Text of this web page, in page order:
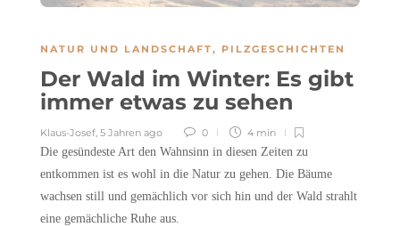
NATUR UND LANDSCHAFT, PILZGESCHICHTEN
Der Wald im Winter: Es gibt
immer etwas zu sehen
Klaus-Josef 5 Jahren ago 0 4 min
Die gesündeste Art den Wahnsinn in diesen Zeiten zu
entkommen ist es wohl in die Natur zu gehen. Die Bäume
wachsen still und gemächlich vor sich hin und der Wald strahlt
eine gemächliche Ruhe aus.